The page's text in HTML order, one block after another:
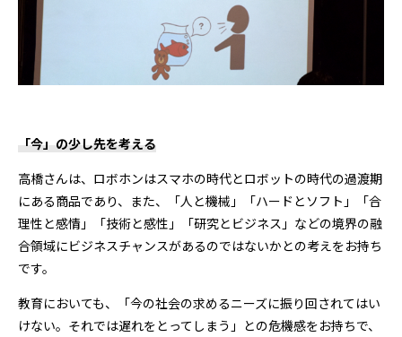
「今」の少し先を考える
高橋さんは、ロボホンはスマホの時代とロボットの時代の過渡期
にある商品であり、また、「人と機械」「ハードとソフト」「合
理性と感情」「技術と感性」「研究とビジネス」などの境界の融
合領域にビジネスチャンスがあるのではないかとの考えをお持ち
です。
教育においても、「今の社会の求めるニーズに振り回されてはい
けない。それでは遅れをとってしまう」との危機感をお持ちで、